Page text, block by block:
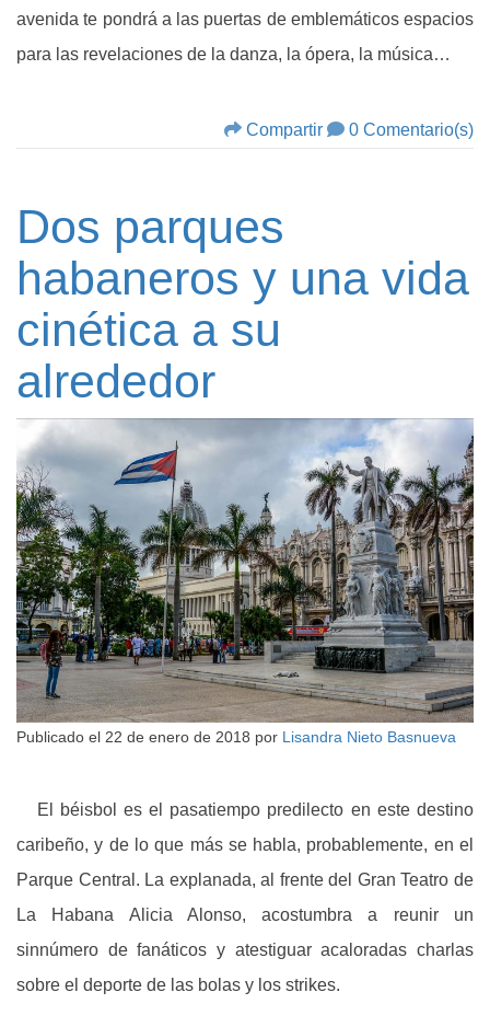
avenida te pondrá a las puertas de emblemáticos espacios
para las revelaciones de la danza, la ópera, la música…
Compartir 0 Comentario(s)
Dos parques
habaneros y una vida
cinética a su
alrededor
Publicado el 22 de enero de 2018 por Lisandra Nieto Basnueva
El béisbol es el pasatiempo predilecto en este destino
caribeño, y de lo que más se habla, probablemente, en el
Parque Central. La explanada, al frente del Gran Teatro de
La Habana Alicia Alonso, acostumbra a reunir un
sinnúmero de fanáticos y atestiguar acaloradas charlas
sobre el deporte de las bolas y los strikes.